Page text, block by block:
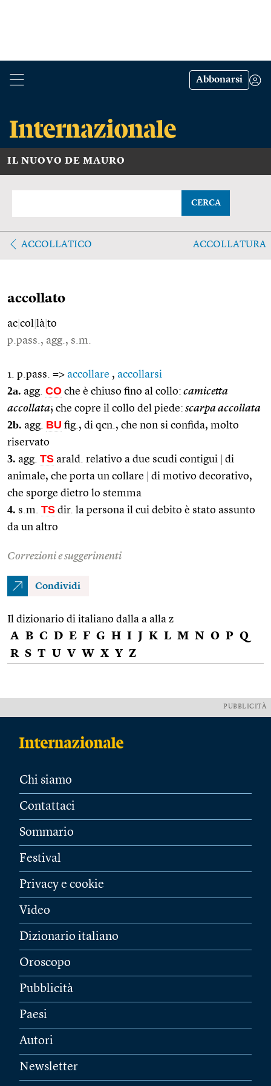
Abbonarsi
IL NUOVO DE MAURO
CERCA
ACCOLLATICO ACCOLLATURA
accollato
ac col là to
p.pass., agg., s.m.
1. p.pass. => accollare , accollarsi
2a. agg. CO che è chiuso fino al collo: camicetta
accollata; che copre il collo del piede: scarpa accollata
2b. agg. BU fig., di qcn., che non si confida, molto
riservato
3. agg. TS arald. relativo a due scudi contigui
di
animale, che porta un collare
di motivo decorativo,
che sporge dietro lo stemma
4. s.m. TS dir. la persona il cui debito è stato assunto
da un altro
Correzioni e suggerimenti
Condividi
Il dizionario di italiano dalla a alla z
A B C D E F G H I J K L M N O P Q
R S T U V W X Y Z
PUBBLICITÀ
Chi siamo
Contattaci
Sommario
Festival
Privacy e cookie
Video
Dizionario italiano
Oroscopo
Pubblicità
Paesi
Autori
Newsletter